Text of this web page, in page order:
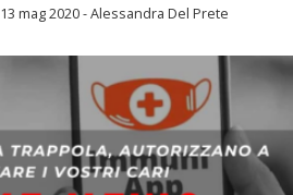
13 mag 2020 - Alessandra Del Prete